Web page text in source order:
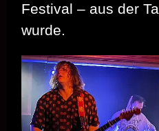
Festival – aus der
wurde.